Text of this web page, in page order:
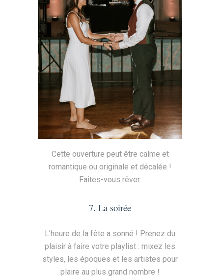
Cette ouverture peut être calme et
romantique ou originale et décalée !
Faites-vous rêver.
7. La soirée
L’heure de la fête a sonné ! Prenez du
plaisir à faire votre playlist : mixez les
styles, les époques et les artistes pour
plaire au plus grand nombre !